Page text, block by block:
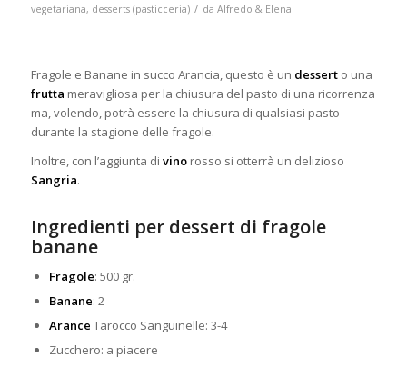
vegetariana, desserts (pasticceria) / da Alfredo & Elena
Fragole e Banane in succo Arancia, questo è un desserto una
frutta meravigliosa per la chiusura del pasto di una ricorrenza
ma, volendo, potrà essere la chiusura di qualsiasi pasto
durante la stagione delle fragole.
Inoltre, con l’aggiunta di vinorosso si otterrà un delizioso
Sangria.
Ingredienti per dessert di fragole
banane
Fragole: 500 gr.
Banane: 2
Arance Tarocco Sanguinelle: 3-4
Zucchero: a piacere